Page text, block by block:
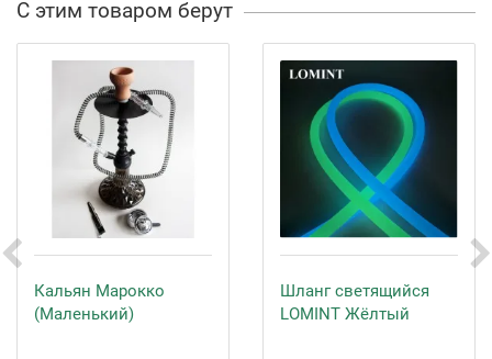
С этим товаром берут
Кальян Марокко
(Маленький)
Шланг светящийся
LOMINT Жёлтый